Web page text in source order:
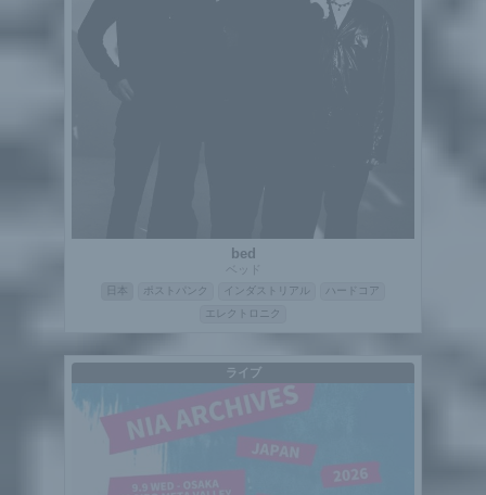
bed
ベッド
ポストパンク インダストリアル
ハードコア
エレクトロニク
ライブ